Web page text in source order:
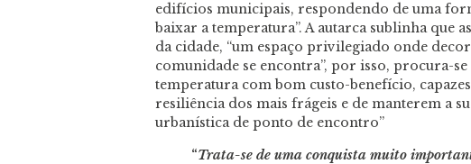
edifícios municipais, respondendo de uma
baixar a temperatura”. A autarca sublinha que
da cidade, “um espaço privilegiado onde
comunidade se encontra”, por isso, procura-
temperatura com bom custo-benefício,
resiliência dos mais frágeis e de manterem a
urbanística de ponto de encontro”
“Trata-se de uma conquista muito